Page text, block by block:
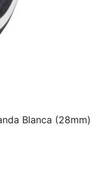
Blanca (28mm)